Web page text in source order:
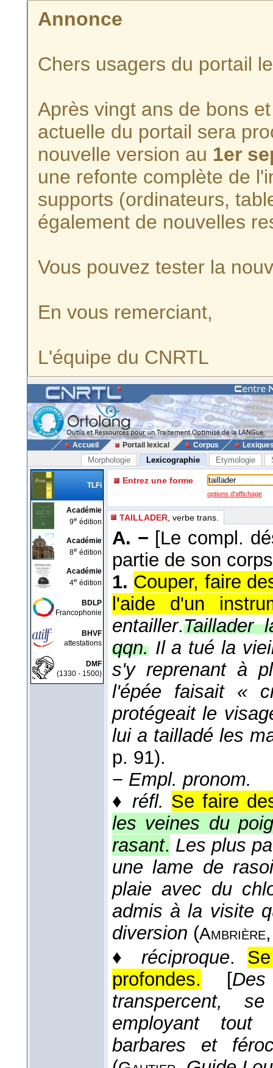
Annonce
Chers usagers du portail
Après vingt ans de bons
actuelle du portail sera
nouvelle version au 1er
une refonte complète de
supports (ordinateurs,
également de nouvelles
Vous pouvez tester la
En vous remerciant,
L'équipe du CNRTL
Accueil Portail lexical Corpus
Morphologie Lexicographie Etymologie
TLFi
Académie
9e édition
Académie
8e édition
Académie
4e édition
BDLP
Francophonie
BHVF
attestations
DMF
(1330 - 1500)
Entrez une forme
options d'affichage
TAILLADER , verbe trans.
A. − [Le compl.
partie de son
1. Couper, faire
l'aide d'un
entailler.Taillader
qqn. Il a tué la
s'y reprenant à
l'épée faisait «
protégeait le
lui a tailladé les
p. 91).
− Empl. pronom.
♦ réfl. Se faire
les veines du
rasant. Les plus
une lame de
plaie avec du
admis à la visite
diversion (Ambrière
♦ réciproque.
profondes.
[
transpercent,
employant tout
barbares et